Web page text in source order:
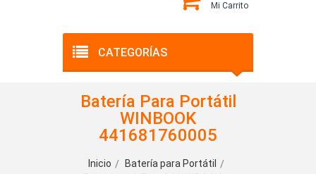
CATEGORÍAS
Mi Carrito
Batería Para Portátil
WINBOOK
441681760005
Inicio
Batería para Portátil